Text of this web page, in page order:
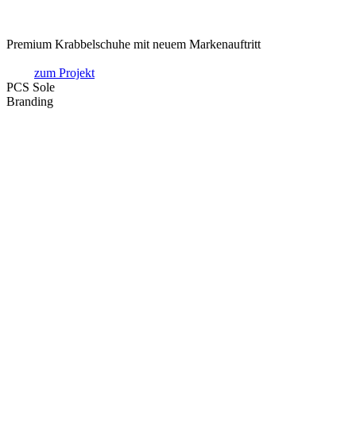
Premium Krabbelschuhe mit neuem Markenauftritt
zum Projekt
PCS Sole
Branding